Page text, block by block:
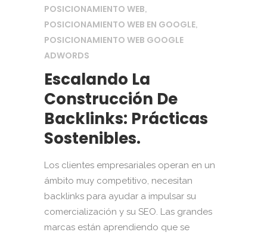
POSICIONAMIENTO WEB,
POSICIONAMIENTO WEB EN GOOGLE,
POSICIONAMIENTO WEB GOOGLE
ADWORDS
Escalando La
Construcción De
Backlinks: Prácticas
Sostenibles.
Los clientes empresariales operan en un
ámbito muy competitivo, necesitan
backlinks para ayudar a impulsar su
comercialización y su SEO. Las grandes
marcas están aprendiendo que se